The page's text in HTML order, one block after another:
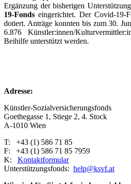
Ergänzung der bisherigen
19-Fondseingerichtet. Der Covid-19-
dotiert. Anträge konnten bis zum 30.
6.876 Künstler:innen/
Beihilfe unterstützt werden.
Adresse:
Künstler-Sozialversicherungsfonds
Goethegasse 1, Stiege 2, 4. Stock
A-1010 Wien
T: +43 (1) 586 71 85
F: +43 (1) 586 71 85 7959
K: Kontaktformular
Unterstützungsfonds: help@ksvf.at